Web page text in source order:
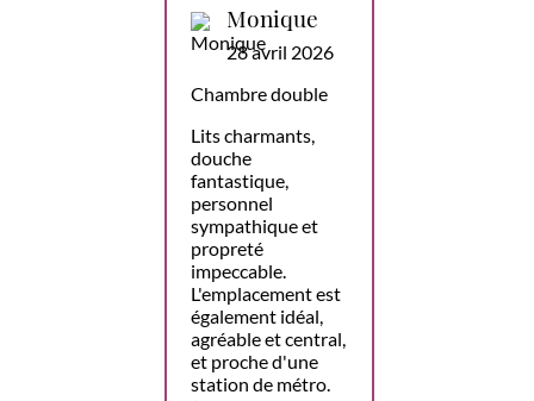
Monique
28 avril 2026
Chambre double
Lits charmants,
douche
fantastique,
personnel
sympathique et
propreté
impeccable.
L'emplacement est
également idéal,
agréable et central,
et proche d'une
station de métro.